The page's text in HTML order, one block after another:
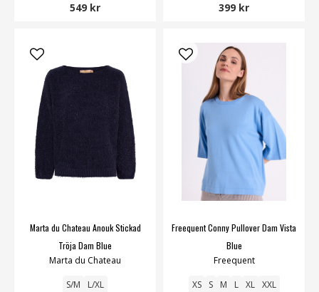
549 kr 399 kr
Marta du Chateau Anouk Stickad
Tröja Dam Blue
Marta du Chateau
S/M L/XL
Freequent Conny Pullover Dam Vista
Blue
Freequent
XS S M L XL XXL